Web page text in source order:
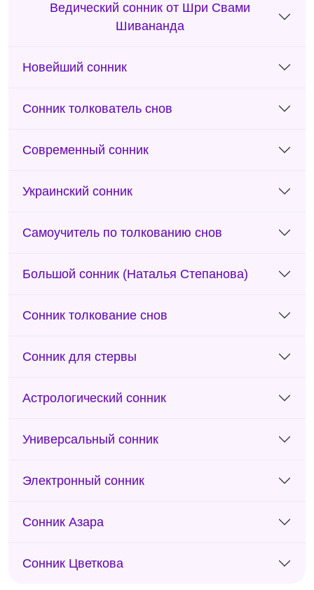
Ведический сонник от Шри Свами
Шивананда
Новейший сонник
Сонник толкователь снов
Современный сонник
Украинский сонник
Самоучитель по толкованию снов
Большой сонник (Наталья Степанова)
Сонник толкование снов
Сонник для стервы
Астрологический сонник
Универсальный сонник
Электронный сонник
Сонник Азара
Сонник Цветкова